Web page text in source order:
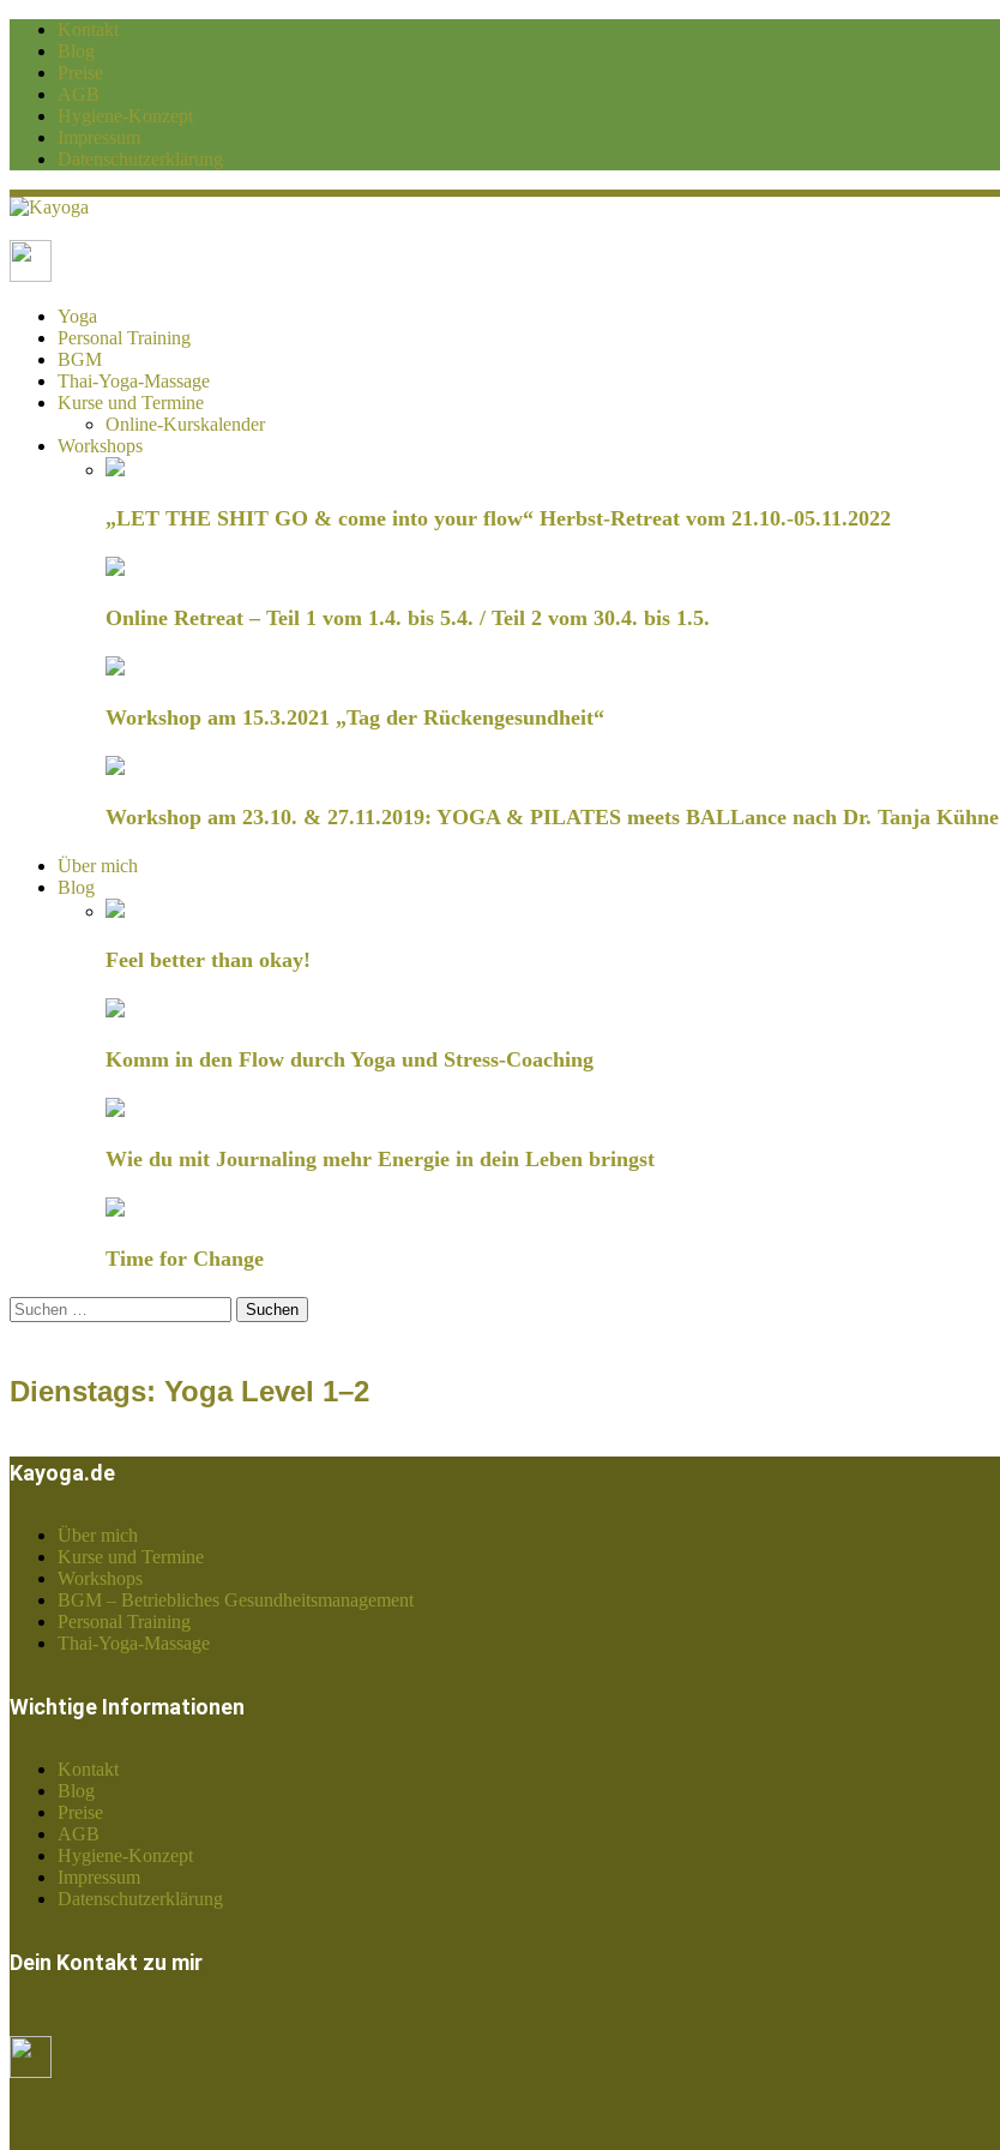
Kontakt
Blog
Preise
AGB
Hygiene-Konzept
Impressum
Datenschutzerklärung
Kayoga
Yoga und Personaltraining Duisburg
Yoga
Personal Training
BGM
Thai-Yoga-Massage
Kurse und Termine
Online-Kurskalender
Workshops
„LET THE SHIT GO & come into your flow“ Herbst-Retreat vom 21.10.-05.11.2022
Online Retreat – Teil 1 vom 1.4. bis 5.4. / Teil 2 vom 30.4. bis 1.5.
Workshop am 15.3.2021 „Tag der Rückengesundheit“
Workshop am 23.10. & 27.11.2019: YOGA & PILATES meets BALLance nach Dr. Tanja Kühne
Über mich
Blog
Feel better than okay!
Komm in den Flow durch Yoga und Stress-Coaching
Wie du mit Journaling mehr Energie in dein Leben bringst
Time for Change
Suchen
nach:
Dienstags: Yoga Level 1–2
Kayoga.de
Über mich
Kurse und Termine
Workshops
BGM – Betriebliches Gesundheitsmanagement
Personal Training
Thai-Yoga-Massage
Wichtige Informationen
Kontakt
Blog
Preise
AGB
Hygiene-Konzept
Impressum
Datenschutzerklärung
Dein Kontakt zu mir